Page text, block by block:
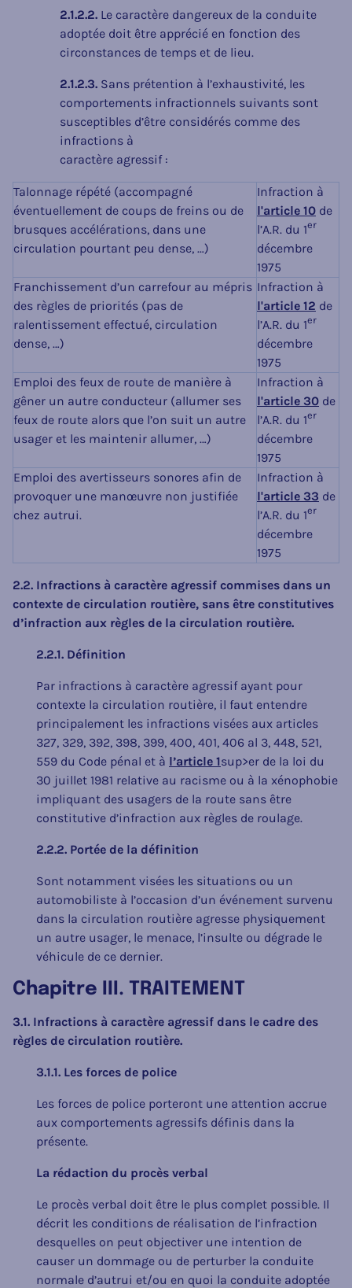
2.1.2.2. Le caractère dangereux de la conduite
adoptée doit être apprécié en fonction des
circonstances de temps et de lieu.
2.1.2.3. Sans prétention à l’exhaustivité, les
comportements infractionnels suivants sont
susceptibles d’être considérés comme des
infractions à
caractère agressif :
Talonnage répété (accompagné
éventuellement de coups de freins ou de
brusques accélérations, dans une
circulation pourtant peu dense, …)
Infraction à
l'article 10 de
l’A.R. du 1er
décembre
1975
Franchissement d’un carrefour au mépris
des règles de priorités (pas de
ralentissement effectué, circulation
dense, …)
Infraction à
l'article 12 de
l’A.R. du 1er
décembre
1975
Emploi des feux de route de manière à
gêner un autre conducteur (allumer ses
feux de route alors que l’on suit un autre
usager et les maintenir allumer, …)
Infraction à
l'article 30 de
l’A.R. du 1er
décembre
1975
Emploi des avertisseurs sonores afin de
provoquer une manœuvre non justifiée
chez autrui.
Infraction à
l'article 33 de
l’A.R. du 1er
décembre
1975
2.2. Infractions à caractère agressif commises dans un
contexte de circulation routière, sans être constitutives
d’infraction aux règles de la circulation routière.
2.2.1. Définition
Par infractions à caractère agressif ayant pour
contexte la circulation routière, il faut entendre
principalement les infractions visées aux articles
327, 329, 392, 398, 399, 400, 401, 406 al 3, 448, 521,
559 du Code pénal et à l’article 1sup>er de la loi du
30 juillet 1981 relative au racisme ou à la xénophobie
impliquant des usagers de la route sans être
constitutive d’infraction aux règles de roulage.
2.2.2. Portée de la définition
Sont notamment visées les situations ou un
automobiliste à l’occasion d’un événement survenu
dans la circulation routière agresse physiquement
un autre usager, le menace, l’insulte ou dégrade le
véhicule de ce dernier.
Chapitre III. TRAITEMENT
3.1. Infractions à caractère agressif dans le cadre des
règles de circulation routière.
3.1.1. Les forces de police
Les forces de police porteront une attention accrue
aux comportements agressifs définis dans la
présente.
La rédaction du procès verbal
Le procès verbal doit être le plus complet possible. Il
décrit les conditions de réalisation de l’infraction
desquelles on peut objectiver une intention de
causer un dommage ou de perturber la conduite
normale d’autrui et/ou en quoi la conduite adoptée